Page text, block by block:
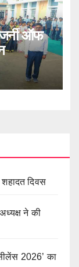
ऑफ
शहादत दिवस
ने की
2026’ का